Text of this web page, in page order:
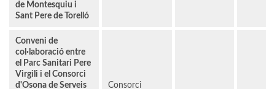
de Montesquiu i
Sant Pere de Torelló
Conveni de
col·laboració entre
el Parc Sanitari Pere
Virgili i el Consorci
d'Osona de Serveis
Consorci